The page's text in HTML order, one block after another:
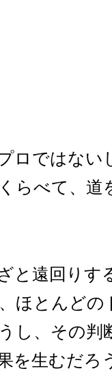
ロではない
らべて、
と遠回りす
ほとんど
し、その
を生むだろ